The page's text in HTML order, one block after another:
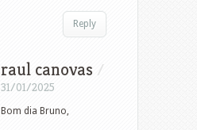
Reply
raul canovas /
31/01/2025
Bom dia Bruno,